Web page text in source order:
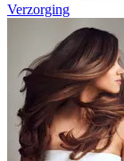
Verzorging